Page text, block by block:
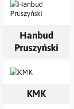
Hanbud
Pruszyński
KMK